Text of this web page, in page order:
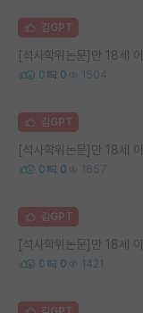
김GPT
[석사학위논문]만 18세
0 0 1504
김GPT
[석사학위논문]만 18세
0 0 1657
김GPT
[석사학위논문]만 18세
0 0 1421